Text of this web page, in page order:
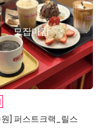
모집마감
] 퍼스트크랙_릴스